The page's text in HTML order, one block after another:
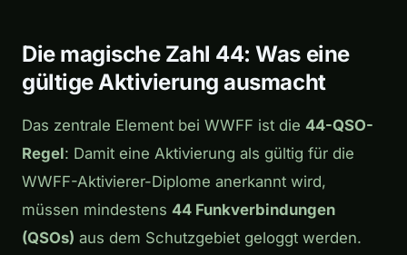
Die magische Zahl 44: Was eine
gültige Aktivierung ausmacht
Das zentrale Element bei WWFF ist die 44-QSO-
Regel: Damit eine Aktivierung als gültig für die
WWFF-Aktivierer-Diplome anerkannt wird,
müssen mindestens 44 Funkverbindungen
(QSOs) aus dem Schutzgebiet geloggt werden.